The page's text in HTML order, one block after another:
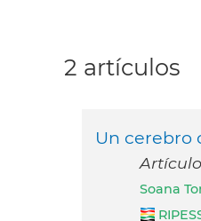
2 artículos
Un cerebro
Soana